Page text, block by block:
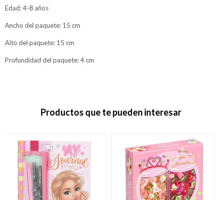
Edad: 4-8 años
Ancho del paquete: 15 cm
Alto del paquete: 15 cm
Profundidad del paquete: 4 cm
Productos que te pueden interesar